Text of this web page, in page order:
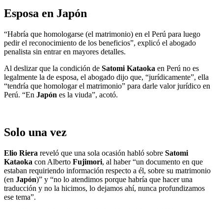
Esposa en Japón
“Habría que homologarse (el matrimonio) en el Perú para luego
pedir el reconocimiento de los beneficios”, explicó el abogado
penalista sin entrar en mayores detalles.
Al deslizar que la condición de Satomi Kataoka en Perú no es
legalmente la de esposa, el abogado dijo que, “jurídicamente”, ella
“tendría que homologar el matrimonio” para darle valor jurídico en
Perú. “En Japón es la viuda”, acotó.
Solo una vez
Elio Riera reveló que una sola ocasión habló sobre Satomi
Kataoka con Alberto Fujimori, al haber “un documento en que
estaban requiriendo información respecto a él, sobre su matrimonio
(en Japón)” y “no lo atendimos porque habría que hacer una
traducción y no la hicimos, lo dejamos ahí, nunca profundizamos
ese tema”.